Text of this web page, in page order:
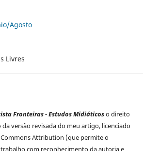
Agosto
Livres
Fronteiras - Estudos Midiáticoso direito
versão revisada do meu artigo, licenciado
Commons Attribution (que permite o
com reconhecimento da autoria e